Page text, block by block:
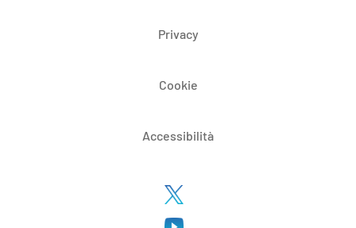
Privacy
Cookie
Accessibilità